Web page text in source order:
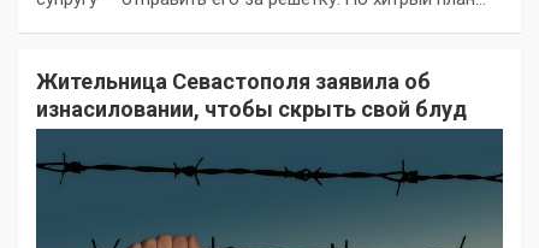
Жительница Севастополя заявила об
изнасиловании, чтобы скрыть свой блуд